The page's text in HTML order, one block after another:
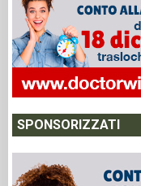
SPONSORIZZATI